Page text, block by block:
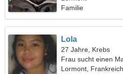
Familie
Lola
27 Jahre, Krebs
Frau sucht einen
Lormont, Frankreich